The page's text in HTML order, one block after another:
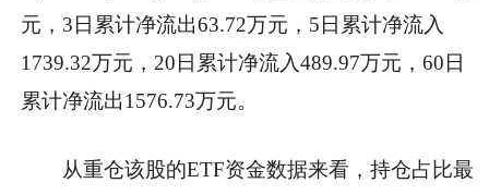
元，3日累计净流出63.72万元，5日累计净流入
1739.32万元，20日累计净流入489.97万元，60日
累计净流出1576.73万元。
从重仓该股的ETF资金数据来看，持仓占比最